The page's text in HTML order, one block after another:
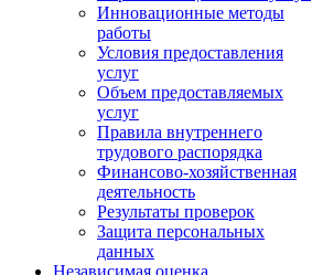
Инновационные методы
работы
Условия предоставления
услуг
Объем предоставляемых
услуг
Правила внутреннего
трудового распорядка
Финансово-хозяйственная
деятельность
Результаты проверок
Защита персональных
данных
Независимая оценка